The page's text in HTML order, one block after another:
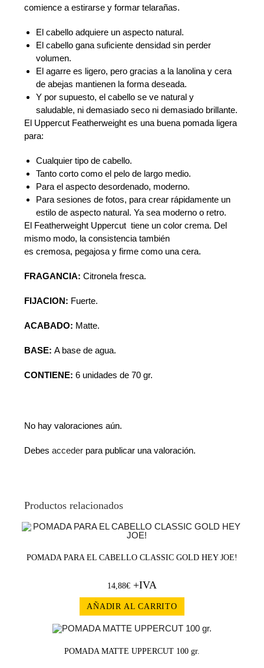
comience a estirarse y formar telarañas.
El cabello adquiere unaspecto natural.
El cabello gana suficiente densidad sin perder
volumen.
El agarre es ligero, pero gracias a la lanolina y cera
de abejas mantienen la forma deseada.
Y por supuesto, el cabello se ve natural y
saludable, ni demasiado seco ni demasiado brillante.
El Uppercut Featherweight es una buena pomada ligera
para:
Cualquier tipo de cabello.
Tanto corto como el pelo de largo medio.
Para el aspecto desordenado, moderno.
Para sesiones de fotos, para crear rápidamente un
estilo de aspecto natural.Ya sea moderno o retro.
El Featherweight Uppercut tiene un color crema. Del
mismo modo, la consistencia también
es cremosa, pegajosa y firme como una cera.
FRAGANCIA:Citronela fresca.
FIJACION: Fuerte.
ACABADO: Matte.
BASE:A base de agua.
CONTIENE:6 unidades de 70 gr.
No hay valoraciones aún.
Debesacceder para publicar una valoración.
Productos relacionados
POMADA PARA EL CABELLO CLASSIC GOLD HEY JOE!
14,88€ +IVA
AÑADIR AL CARRITO
POMADA MATTE UPPERCUT 100 gr.